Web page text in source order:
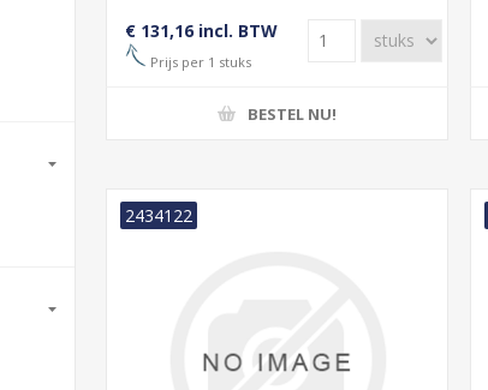
€ 131,16 incl. BTW
Prijs per 1 stuks
BESTEL NU!
2434122